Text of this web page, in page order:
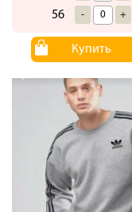
56 - +
Купить